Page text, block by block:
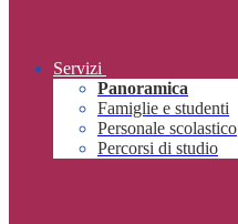
Servizi
Panoramica
Famiglie e studenti
Personale scolastico
Percorsi di studio